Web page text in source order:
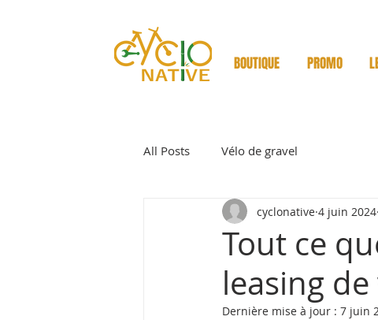
BOUTIQUE PROMO
All Posts Vélo de gravel
Tout ce
leasing
cyclonative 4 juin 2024
Dernière mise à jour : 7 juin